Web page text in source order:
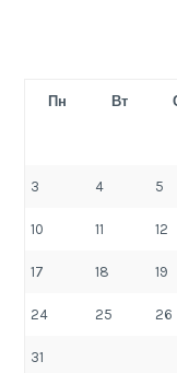
Пн Вт
3 4 5
10 11 12
17 18 19
24 25 26
31